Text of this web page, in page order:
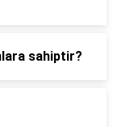
sahiptir?